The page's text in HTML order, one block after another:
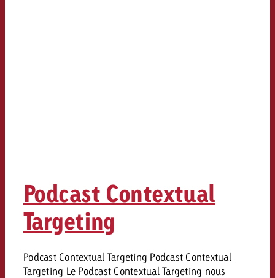
Podcast Contextual
Targeting
Podcast Contextual Targeting Podcast Contextual
Targeting Le Podcast Contextual Targeting nous